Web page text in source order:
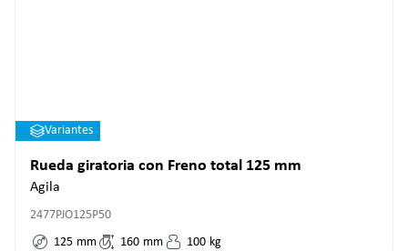
Variantes
Rueda giratoria con Freno total 125 mm
Agila
2477PJO125P50
125 mm 160 mm 100 kg